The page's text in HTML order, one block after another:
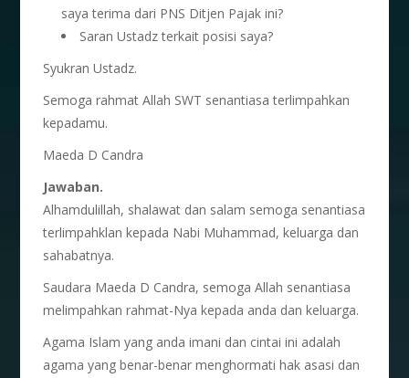
saya terima dari PNS Ditjen Pajak ini?
Saran Ustadz terkait posisi saya?
Syukran Ustadz.
Semoga rahmat Allah SWT senantiasa terlimpahkan
kepadamu.
Maeda D Candra
Jawaban.
Alhamdulillah, shalawat dan salam semoga senantiasa
terlimpahklan kepada Nabi Muhammad, keluarga dan
sahabatnya.
Saudara Maeda D Candra, semoga Allah senantiasa
melimpahkan rahmat-Nya kepada anda dan keluarga.
Agama Islam yang anda imani dan cintai ini adalah
agama yang benar-benar menghormati hak asasi dan